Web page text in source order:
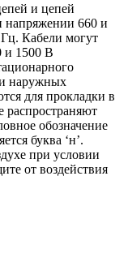
и цепей
напряжении 660 и
Кабели могут
и 1500 В
наружных
для прокладки в
обозначение
буква ‘н’.
при условии
от воздействия